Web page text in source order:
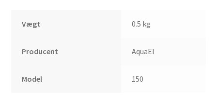
Vægt 0.5 kg
Producent AquaEl
Model 150